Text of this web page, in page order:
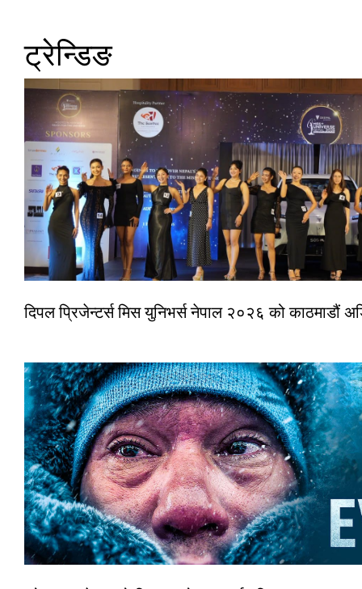
ट्रेन्डिङ
दिपल प्रिजेन्टर्स मिस युनिभर्स नेपाल २०२६ को काठमाडौं